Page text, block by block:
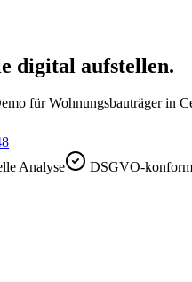
digital aufstellen.
für Wohnungsbauträger in
Analyse
DSGVO-konform